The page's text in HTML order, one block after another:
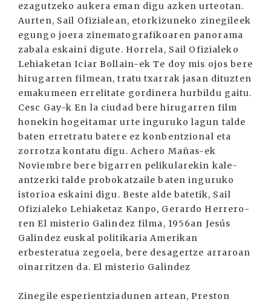
ezagutzeko aukera eman digu azken urteotan.
Aurten, Sail Ofizialean, etorkizuneko zinegileek
egungo joera zinematografikoaren panorama
zabala eskaini digute. Horrela, Sail Ofizialeko
Lehiaketan Iciar Bollain-ek Te doy mis ojos bere
hirugarren filmean, tratu txarrak jasan dituzten
emakumeen errelitate gordinera hurbildu gaitu.
Cesc Gay-k En la ciudad bere hirugarren film
honekin hogeitamar urte inguruko lagun talde
baten erretratu batere ez konbentzional eta
zorrotza kontatu digu. Achero Mañas-ek
Noviembre bere bigarren pelikularekin kale-
antzerki talde probokatzaile baten inguruko
istorioa eskaini digu. Beste alde batetik, Sail
Ofizialeko Lehiaketaz Kanpo, Gerardo Herrero-
ren El misterio Galindez filma, 1956an Jesús
Galindez euskal politikaria Amerikan
erbesteratua zegoela, bere desagertze arraroan
oinarritzen da. El misterio Galindez
Zinegile esperientziadunen artean, Preston